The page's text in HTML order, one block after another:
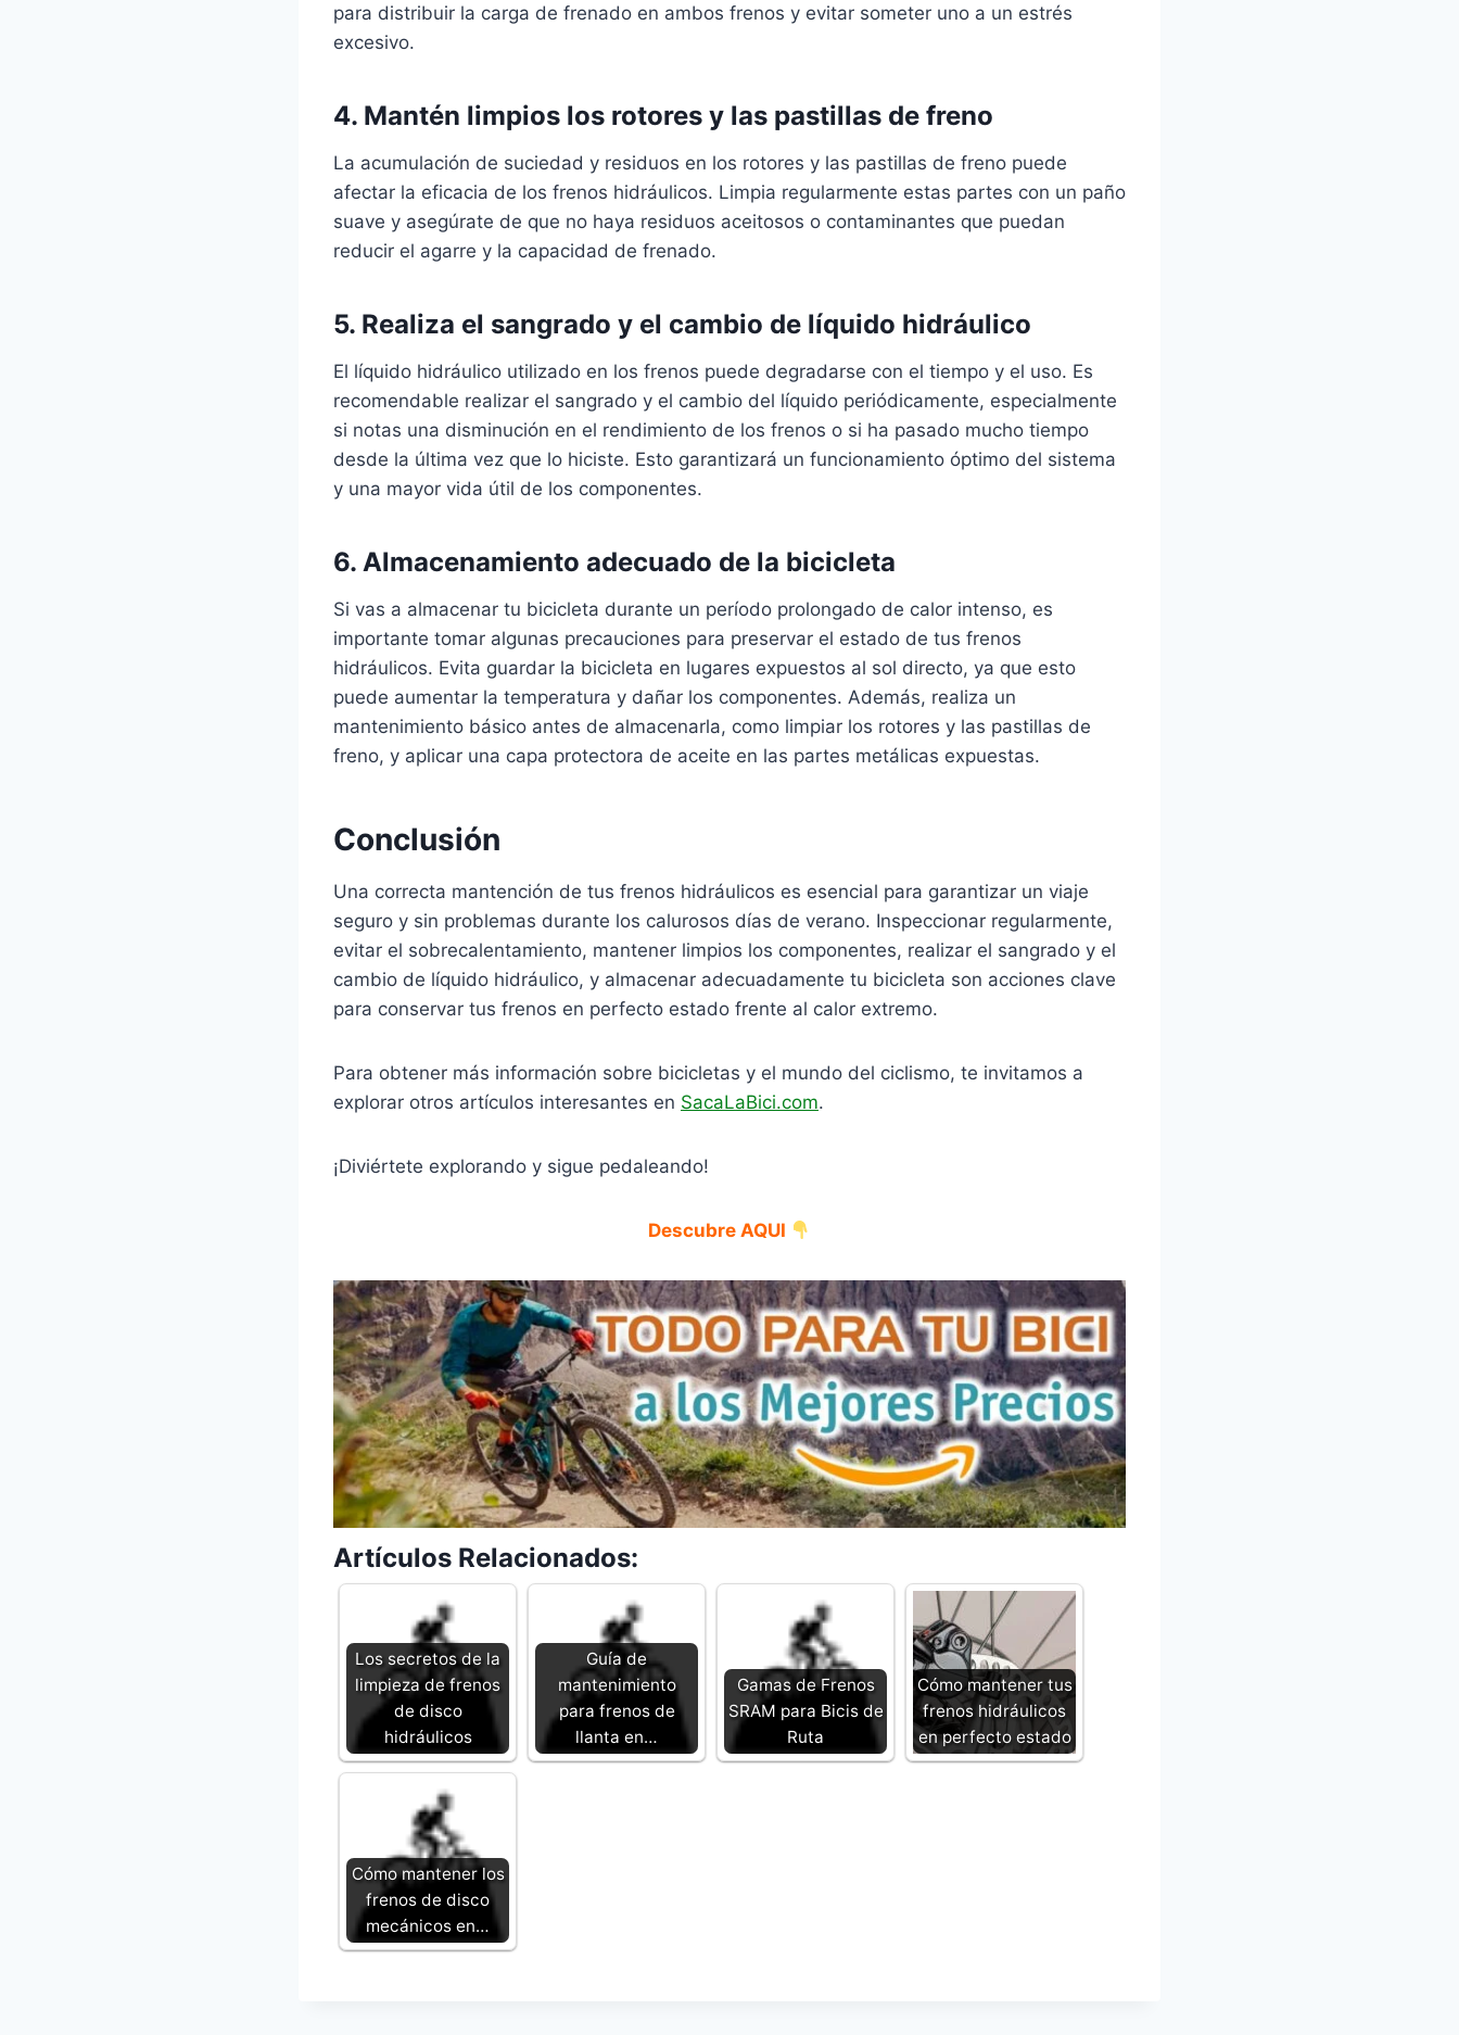
para distribuir la carga de frenado en ambos frenos y evitar someter uno a un estrés
excesivo.
4. Mantén limpios los rotores y las pastillas de freno
La acumulación de suciedad y residuos en los rotores y las pastillas de freno puede
afectar la eficacia de los frenos hidráulicos. Limpia regularmente estas partes con un paño
suave y asegúrate de que no haya residuos aceitosos o contaminantes que puedan
reducir el agarre y la capacidad de frenado.
5. Realiza el sangrado y el cambio de líquido hidráulico
El líquido hidráulico utilizado en los frenos puede degradarse con el tiempo y el uso. Es
recomendable realizar el sangrado y el cambio del líquido periódicamente, especialmente
si notas una disminución en el rendimiento de los frenos o si ha pasado mucho tiempo
desde la última vez que lo hiciste. Esto garantizará un funcionamiento óptimo del sistema
y una mayor vida útil de los componentes.
6. Almacenamiento adecuado de la bicicleta
Si vas a almacenar tu bicicleta durante un período prolongado de calor intenso, es
importante tomar algunas precauciones para preservar el estado de tus frenos
hidráulicos. Evita guardar la bicicleta en lugares expuestos al sol directo, ya que esto
puede aumentar la temperatura y dañar los componentes. Además, realiza un
mantenimiento básico antes de almacenarla, como limpiar los rotores y las pastillas de
freno, y aplicar una capa protectora de aceite en las partes metálicas expuestas.
Conclusión
Una correcta mantención de tus frenos hidráulicos es esencial para garantizar un viaje
seguro y sin problemas durante los calurosos días de verano. Inspeccionar regularmente,
evitar el sobrecalentamiento, mantener limpios los componentes, realizar el sangrado y el
cambio de líquido hidráulico, y almacenar adecuadamente tu bicicleta son acciones clave
para conservar tus frenos en perfecto estado frente al calor extremo.
Para obtener más información sobre bicicletas y el mundo del ciclismo, te invitamos a
explorar otros artículos interesantes en SacaLaBici.com.
¡Diviértete explorando y sigue pedaleando!
Descubre AQUI
Artículos Relacionados:
Los secretos de la
limpieza de frenos
de disco
hidráulicos
Guía de
mantenimiento
para frenos de
llanta en…
Gamas de Frenos
SRAM para Bicis de
Ruta
Cómo mantener tus
frenos hidráulicos
en perfecto estado
Cómo mantener los
frenos de disco
mecánicos en…